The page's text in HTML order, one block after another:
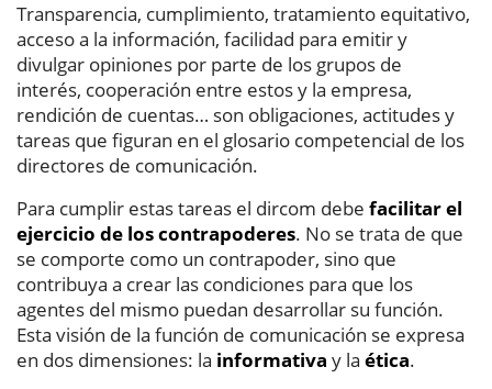
Transparencia, cumplimiento, tratamiento equitativo,
acceso a la información, facilidad para emitir y
divulgar opiniones por parte de los grupos de
interés, cooperación entre estos y la empresa,
rendición de cuentas… son obligaciones, actitudes y
tareas que figuran en el glosario competencial de los
directores de comunicación.
Para cumplir estas tareas el dircom debe facilitar el
ejercicio de los contrapoderes. No se trata de que
se comporte como un contrapoder, sino que
contribuya a crear las condiciones para que los
agentes del mismo puedan desarrollar su función.
Esta visión de la función de comunicación se expresa
en dos dimensiones: la informativa y la ética.